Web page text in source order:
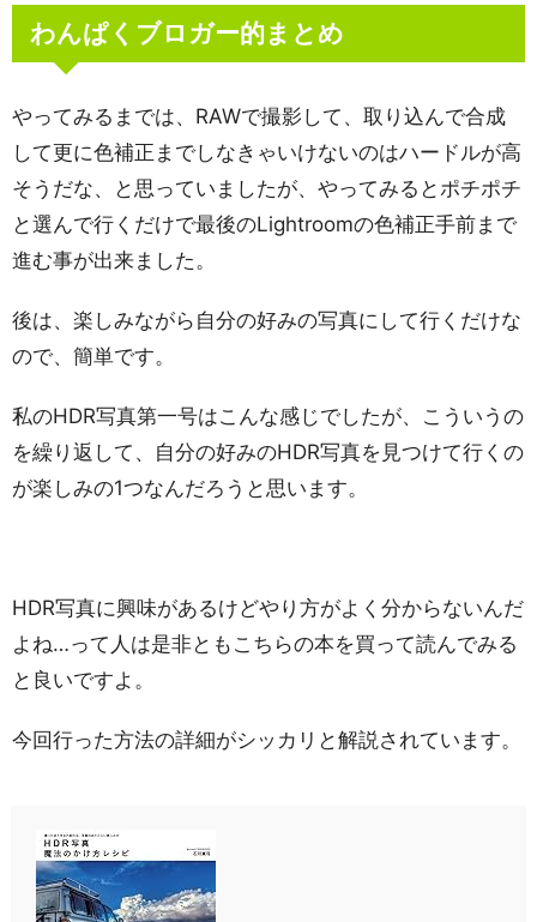
わんぱくブロガー的まとめ
やってみるまでは、RAWで撮影して、取り込んで合成
して更に色補正までしなきゃいけないのはハードルが高
そうだな、と思っていましたが、やってみるとポチポチ
と選んで行くだけで最後のLightroomの色補正手前まで
進む事が出来ました。
後は、楽しみながら自分の好みの写真にして行くだけな
ので、簡単です。
私のHDR写真第一号はこんな感じでしたが、こういうの
を繰り返して、自分の好みのHDR写真を見つけて行くの
が楽しみの1つなんだろうと思います。
HDR写真に興味があるけどやり方がよく分からないんだ
よね…って人は是非ともこちらの本を買って読んでみる
と良いですよ。
今回行った方法の詳細がシッカリと解説されています。